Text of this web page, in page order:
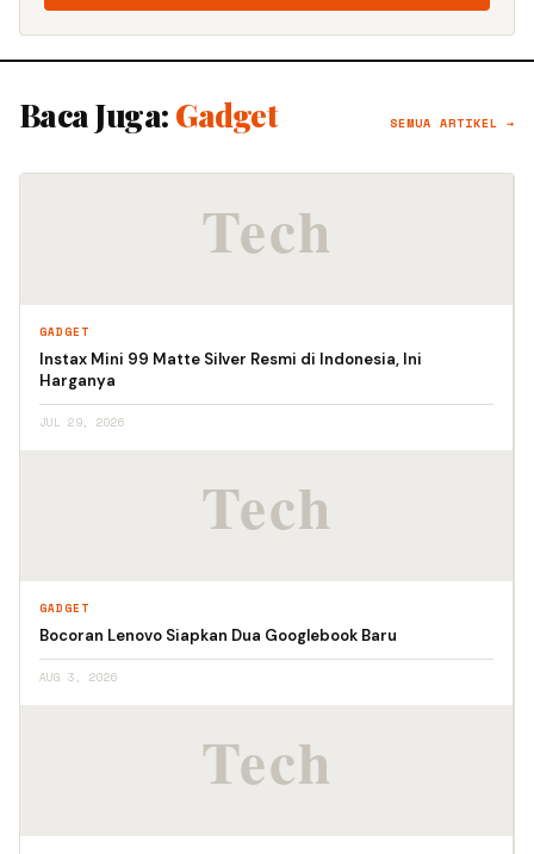
Baca Juga: Gadget SEMUA ARTIKEL →
GADGET
Instax Mini 99 Matte Silver Resmi di Indonesia, Ini
Harganya
JUL 29, 2026
GADGET
Bocoran Lenovo Siapkan Dua Googlebook Baru
AUG 3, 2026